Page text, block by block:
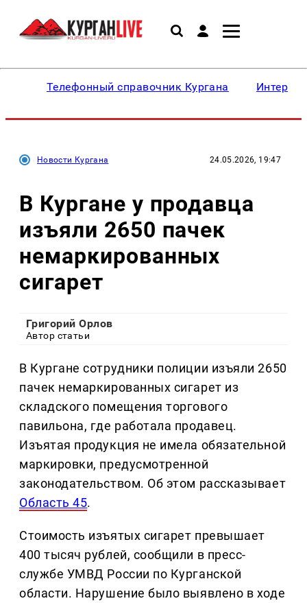
Телефонный справочник Кургана
Новости Кургана 24.05.2026, 19:47
В Кургане у продавца
изъяли 2650 пачек
немаркированных
сигарет
Григорий Орлов
Автор статьи
В Кургане сотрудники полиции изъяли 2650
пачек немаркированных сигарет из
складского помещения торгового
павильона, где работала продавец.
Изъятая продукция не имела обязательной
маркировки, предусмотренной
законодательством. Об этом рассказывает
Область 45.
Стоимость изъятых сигарет превышает
400 тысяч рублей, сообщили в пресс-
службе УМВД России по Курганской
области. Нарушение было выявлено в ходе